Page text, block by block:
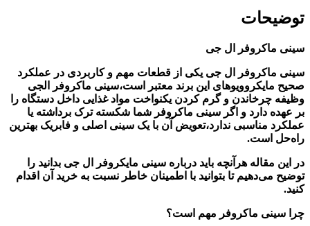
توضیحات
سینی ماکروفر ال جی
سینی ماکروفر ال جی یکی از قطعات مهم و کاربردی در عملکرد
صحیح مایکروویوهای این برند معتبر است،سینی ماکروفر الجی
وظیفه چرخاندن و گرم کردن یکنواخت مواد غذایی داخل دستگاه را
بر عهده دارد و اگر سینی ماکروفر شما شکسته ترک برداشته یا
عملکرد مناسبی ندارد،تعویض آن با یک سینی اصلی و فابریک بهترین
راه‌حل است.
در این مقاله هرآنچه باید درباره سینی مایکروفر ال جی بدانید را
توضیح می‌دهیم تا بتوانید با اطمینان خاطر نسبت به خرید آن اقدام
کنید.
چرا سینی ماکروفر مهم است؟